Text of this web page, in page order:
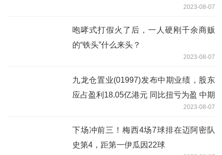
2023-08-07
咆哮式打假火了后，一人硬刚千余商贩
的“铁头”什么来头？
2023-08-07
九龙仓置业(01997)发布中期业绩，股东
应占盈利18.05亿港元 同比扭亏为盈 中期
2023-08-07
下场冲前三！梅西4场7球排在迈阿密队
史第4，距第一伊瓜因22球